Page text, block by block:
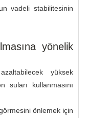
vadeli stabilitesinin
yönelik
yüksek
suları kullanmasını
önlemek için